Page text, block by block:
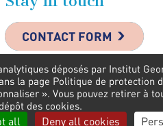
CONTACT FORM
déposés par Institut
la page Politique de
». Vous pouvez retirer à
des cookies.
all Deny all cookies